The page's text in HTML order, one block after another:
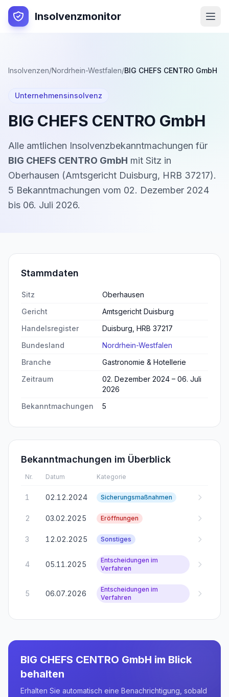
Insolvenzmonitor
Insolvenzen/Nordrhein-Westfalen/BIG CHEFS CENTRO GmbH
Unternehmensinsolvenz
BIG CHEFS CENTRO GmbH
Alle amtlichen Insolvenzbekanntmachungen für
BIG CHEFS CENTRO GmbH mit Sitz in
Oberhausen (Amtsgericht Duisburg, HRB 37217).
5 Bekanntmachungen vom 02. Dezember 2024
bis 06. Juli 2026.
Stammdaten
Sitz
Oberhausen
Gericht
Amtsgericht Duisburg
Handelsregister
Duisburg, HRB 37217
Bundesland
Nordrhein-Westfalen
Branche
Gastronomie & Hotellerie
Zeitraum
02. Dezember 2024 – 06. Juli
2026
Bekanntmachungen
5
Bekanntmachungen im Überblick
Nr. Datum Kategorie
1 02.12.2024 Sicherungsmaßnahmen
2 03.02.2025 Eröffnungen
3 12.02.2025 Sonstiges
4 05.11.2025
Entscheidungen im
Verfahren
5 06.07.2026
Entscheidungen im
Verfahren
BIG CHEFS CENTRO GmbH im Blick
behalten
Erhalten Sie automatisch eine Benachrichtigung, sobald